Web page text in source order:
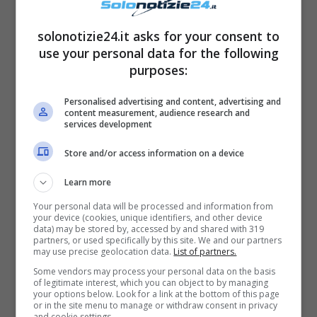
Lui è inoltre molto
non ha alcun profilo social. Si sa però che
non è mai stato sposatoenon ha figli. Il suo
ingresso nel programma ha dunque subito
attirato l’attenzione didameedopinionisti
Luca è infatti riuscito a conquistarli grazie ai
suoimodi molto raffinati ed affascinanti.
solonotizie24.it asks for your consent to
use your personal data for the following
purposes:
Personalised advertising and content, advertising and
content measurement, audience research and
services development
Store and/or access information on a device
Learn more
Your personal data will be processed and information from
your device (cookies, unique identifiers, and other device
data) may be stored by, accessed by and shared with 319
partners, or used specifically by this site. We and our partners
may use precise geolocation data. List of partners.
Some vendors may process your personal data on the basis
of legitimate interest, which you can object to by managing
your options below. Look for a link at the bottom of this page
or in the site menu to manage or withdraw consent in privacy